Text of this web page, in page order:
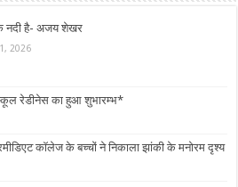
नदी है- अजय शेखर
2026
रेडीनेस का हुआ शुभारम्भ*
कॉलेज के बच्चों ने निकाला झांकी के मनोरम दृश्य